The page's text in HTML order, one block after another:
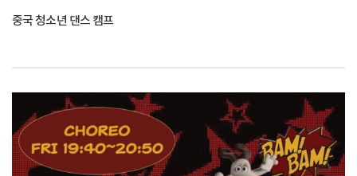
중국 청소년 댄스 캠프